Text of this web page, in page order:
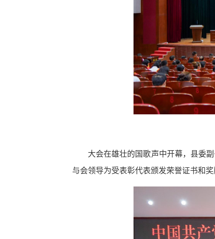
大会在雄壮的国歌声中开幕，县委
与会领导为受表彰代表颁发荣誉证书和奖